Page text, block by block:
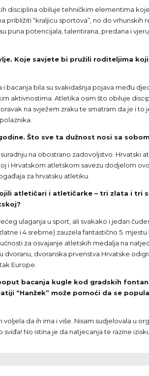
disciplina obiluje tehničkim elementima
“kraljicu sportova”, no do vrhunskih
puna potencijala, talentirana, predana i
Koje savjete bi pružili roditeljima
bacanja bila su svakidašnja pojava među
aktivnostima. Atletika osim što obiluje
na svježem zraku te smatram da je i to
Što sve ta dužnost nosi sa
na obostrano zadovoljstvo. Hrvatski
i Hrvatskom atletskom savezu dodjelom
za hrvatsku atletiku.
atletičari i atletičarke – tri zlata i tri
ulaganja u sport, ali svakako i jedan
i 4 srebrne) zauzela fantastično 5.
za osvajanje atletskih medalja na
dvoranska prvenstva Hrvatske
Europe.
bacanja kugle kod gradskih
“Hanžek” može pomoći da se
da ih ima i više. Nisam sudjelovala u
No istina je da natjecanja te razine